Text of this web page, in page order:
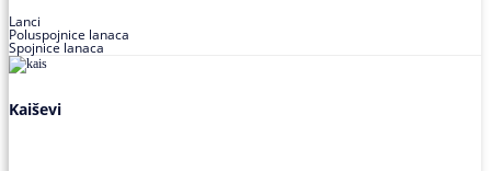
Lanci
Poluspojnice lanaca
Spojnice lanaca
Kaiševi